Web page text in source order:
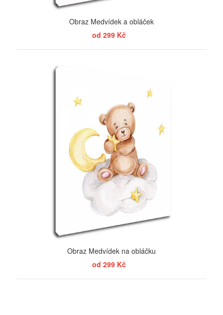
Obraz Medvídek a obláček
od 299 Kč
Obraz Medvídek na obláčku
od 299 Kč